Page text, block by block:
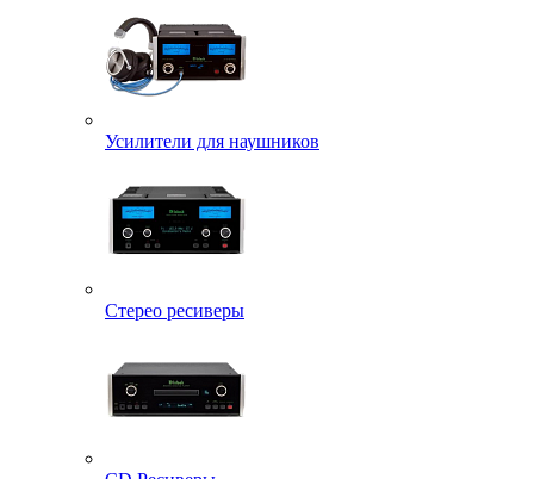
Усилители для наушников
Стерео ресиверы